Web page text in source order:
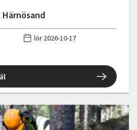
lör 2026-10-17